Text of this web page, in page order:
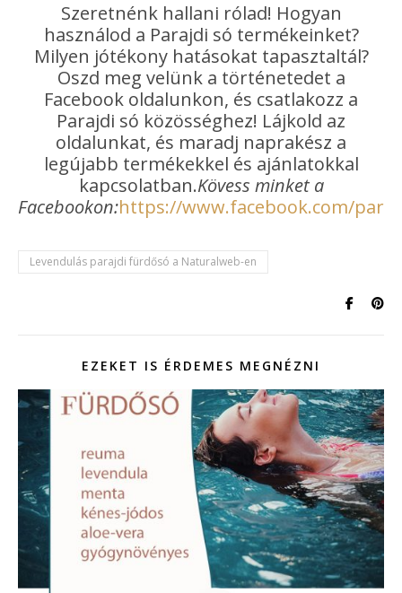
Szeretnénk hallani rólad! Hogyan
használod a Parajdi só termékeinket?
Milyen jótékony hatásokat tapasztaltál?
Oszd meg velünk a történetedet a
Facebook oldalunkon, és csatlakozz a
Parajdi só közösséghez! Lájkold az
oldalunkat, és maradj naprakész a
legújabb termékekkel és ajánlatokkal
kapcsolatban.Kövess minket a
Facebookon:https://www.facebook.com/
Levendulás parajdi fürdősó a Naturalweb-en
EZEKET IS ÉRDEMES MEGNÉZNI